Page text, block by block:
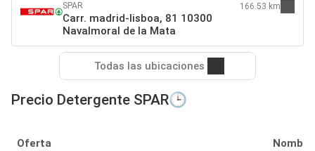
SPAR
Carr. madrid-lisboa, 81 10300
Navalmoral de la Mata
166.53 km
Todas las ubicaciones
Precio Detergente SPAR🕒
Oferta Nombre